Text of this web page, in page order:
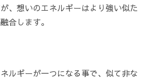
、想いのエネルギーはより強い似た
合します。
ルギーが一つになる事で、似て非な